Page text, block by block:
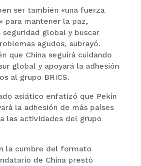
ser también «una fuerza
para mantener la paz,
global y buscar
agudos, subrayó.
que China seguirá cuidando
global y apoyará la adhesión
al grupo BRICS.
asiático enfatizó que Pekín
la adhesión de más países
las actividades del grupo
la cumbre del formato
de China prestó